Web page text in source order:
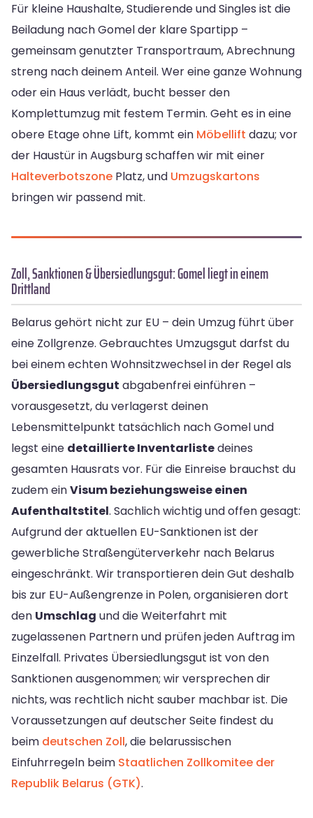
Für kleine Haushalte, Studierende und Singles ist die
Beiladung nach Gomel der klare Spartipp –
gemeinsam genutzter Transportraum, Abrechnung
streng nach deinem Anteil. Wer eine ganze Wohnung
oder ein Haus verlädt, bucht besser den
Komplettumzug mit festem Termin. Geht es in eine
obere Etage ohne Lift, kommt ein Möbellift dazu; vor
der Haustür in Augsburg schaffen wir mit einer
Halteverbotszone Platz, und Umzugskartons
bringen wir passend mit.
Zoll, Sanktionen & Übersiedlungsgut: Gomel liegt in einem
Drittland
Belarus gehört nicht zur EU – dein Umzug führt über
eine Zollgrenze. Gebrauchtes Umzugsgut darfst du
bei einem echten Wohnsitzwechsel in der Regel als
Übersiedlungsgut abgabenfrei einführen –
vorausgesetzt, du verlagerst deinen
Lebensmittelpunkt tatsächlich nach Gomel und
legst eine detaillierte Inventarlistedeines
gesamten Hausrats vor. Für die Einreise brauchst du
zudem einVisum beziehungsweise einen
Aufenthaltstitel. Sachlich wichtig und offen gesagt:
Aufgrund der aktuellen EU-Sanktionen ist der
gewerbliche Straßengüterverkehr nach Belarus
eingeschränkt. Wir transportieren dein Gut deshalb
bis zur EU-Außengrenze in Polen, organisieren dort
den Umschlag und die Weiterfahrt mit
zugelassenen Partnern und prüfen jeden Auftrag im
Einzelfall. Privates Übersiedlungsgut ist von den
Sanktionen ausgenommen; wir versprechen dir
nichts, was rechtlich nicht sauber machbar ist. Die
Voraussetzungen auf deutscher Seite findest du
beim deutschen Zoll, die belarussischen
Einfuhrregeln beim Staatlichen Zollkomitee der
Republik Belarus (GTK).